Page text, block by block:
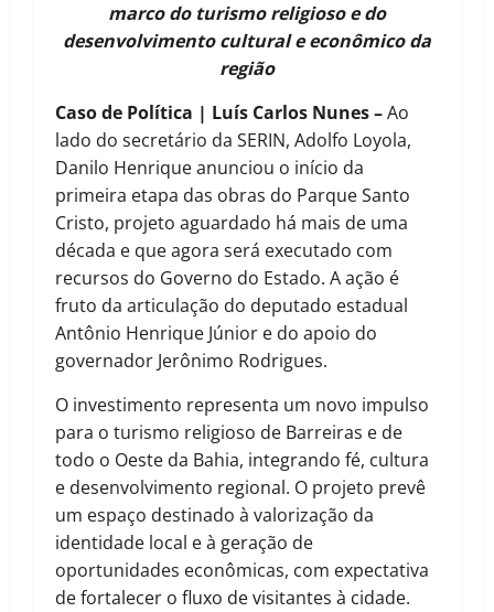
marco do turismo religioso e do
desenvolvimento cultural e econômico da
região
Caso de Política | Luís Carlos Nunes –Ao
lado do secretário da SERIN, Adolfo Loyola,
Danilo Henrique anunciou o início da
primeira etapa das obras do Parque Santo
Cristo, projeto aguardado há mais de uma
década e que agora será executado com
recursos do Governo do Estado. A ação é
fruto da articulação do deputado estadual
Antônio Henrique Júnior e do apoio do
governador Jerônimo Rodrigues.
O investimento representa um novo impulso
para o turismo religioso de Barreiras e de
todo o Oeste da Bahia, integrando fé, cultura
e desenvolvimento regional. O projeto prevê
um espaço destinado à valorização da
identidade local e à geração de
oportunidades econômicas, com expectativa
de fortalecer o fluxo de visitantes à cidade.